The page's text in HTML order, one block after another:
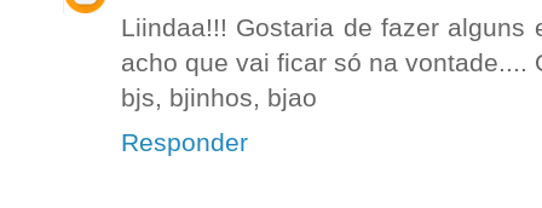
Liindaa!!! Gostaria de fazer
acho que vai ficar só na vontade....
bjs, bjinhos, bjao
Responder